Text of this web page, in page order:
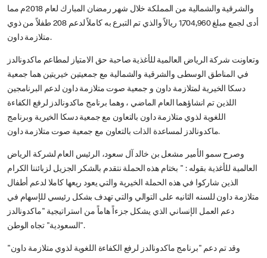
والشرقية والشمالية من المملكة خلال شهر رمضان المبارك لعام 2018م مما
أدى لجمع مبلغ 1,704,960 ريالاً والذي تم التبرع به كاملاً لدعم 208 طفلاً من ذوي
متلازمة داون.
وتعاونت شركة الرياض العالمية للأغذية صاحبة حق الامتياز لمطاعم ماكدونالدز
في المناطق الوسطى والشرقية والشمالية مع جمعيتين خيريتين هما جمعية
دسكا الخيرية لمتلازمة داون و جمعية صوت متلازمة داون لدعم البرنامجين
اللذين تم انشاؤهما العام الماضي ، وهما برنامج ماكدونالدز لرفع الكفاءة
اللغوية لذوي متلازمة داون بالتعاون مع جمعية دسكا الخيرية وبرنامج
ماكدونالدز لمساعدة الذات بالتعاون مع جمعية صوت متلازمة داون.
وصرح سمو الأمير مشعل بن خالد آل سعود، الرئيس العام لشركة الرياض
العالمية للأغذية بقوله : " بختام هذه الحملة نتقدم بالشكر الجزيل لزبائننا الكرام
الذين شاركوا في هذه الحملة الخيرية والتي يعود ريعها كاملا لدعم أطفال
متلازمة داون للسنه الثانيه على التوالي والتي تهدف بشكل رئيسي للإسهام في
دعم العمل الإنساني الذي يشكل جزءاً هاماً من استراتيجية "ماكدونالدز
السعودية" تجاه الوطن".
وقد تم دعم "برنامج ماكدونالدز لرفع الكفاءة اللغوية لذوي متلازمة داون"